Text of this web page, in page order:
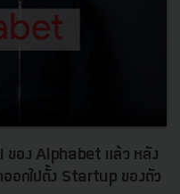
ของ Alphabet แล้ว หลัง
อกไปตั้ง Startup ของตัว